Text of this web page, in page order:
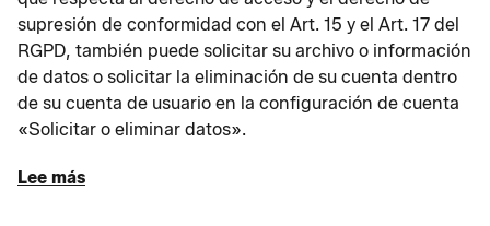
supresión de conformidad con el Art. 15 y el Art. 17 del
RGPD, también puede solicitar su archivo o información
de datos o solicitar la eliminación de su cuenta dentro
de su cuenta de usuario en la configuración de cuenta
«Solicitar o eliminar datos».
Lee más